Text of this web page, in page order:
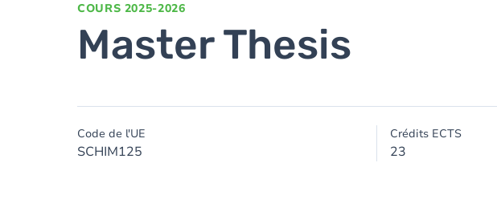
COURS 2025-2026
Master Thesis
Code de l'UE
SCHIM125
Crédits ECTS
23